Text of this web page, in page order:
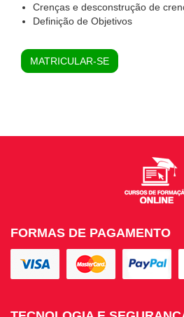
Crenças e desconstrução de
Definição de Objetivos
MATRICULAR-SE
FORMAS DE PAGAMENTO